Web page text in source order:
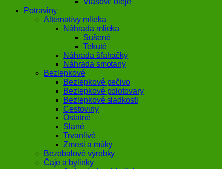
Vlasové oleje
Potraviny
Alternatívy mlieka
Náhrada mlieka
Sušené
Tekuté
Náhrada šľahačky
Náhrada smotany
Bezlepkové
Bezlepkové pečivo
Bezlepkové polotovary
Bezlepkové sladkosti
Cestoviny
Ostatné
Slané
Trvanlivé
Zmesi a múky
Bezobalové výrobky
Čaje a bylinky